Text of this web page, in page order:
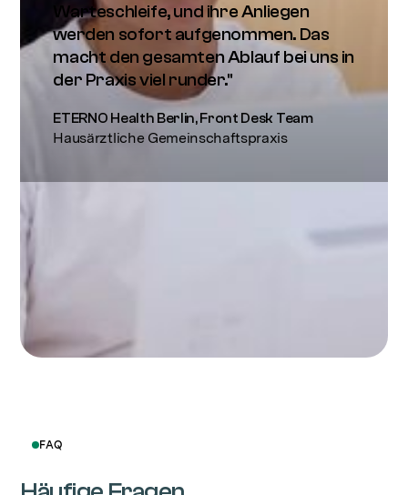
Warteschleife, und ihre Anliegen
werden sofort aufgenommen. Das
macht den gesamten Ablauf bei uns in
der Praxis viel runder."
ETERNO Health Berlin, Front Desk Team
Hausärztliche Gemeinschaftspraxis
FAQ